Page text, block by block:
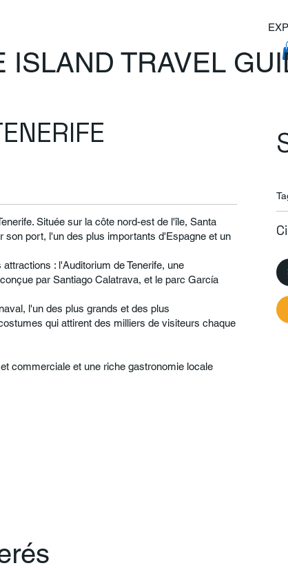
ISLAND TRAVEL
Située sur la côte nord-est de l'île, Santa
port, l'un des plus importants d'Espagne et un
: l'Auditorium de Tenerife, une
par Santiago Calatrava, et le parc García
l'un des plus grands et des plus
qui attirent des milliers de visiteurs chaque
commerciale et une riche gastronomie locale